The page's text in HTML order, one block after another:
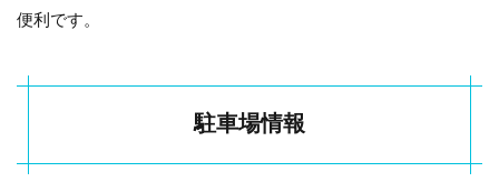
便利です。
駐車場情報